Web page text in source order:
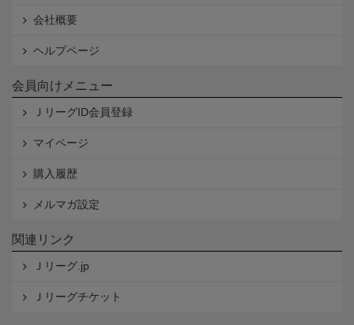
会社概要
ヘルプページ
会員向けメニュー
ＪリーグID会員登録
マイページ
購入履歴
メルマガ設定
関連リンク
Ｊリーグ.jp
Ｊリーグチケット